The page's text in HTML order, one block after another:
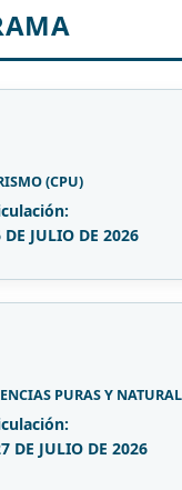
(CPU)
DE JULIO DE 2026
PURAS Y
DE JULIO DE 2026